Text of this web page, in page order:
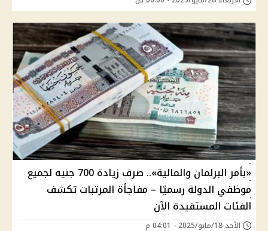
«بأمر البرلمان والمالية».. صرف زيادة 700 جنيه لجميع
موظفي الدولة رسميًا – مفاجأة المرتبات تكشف
الفئات المستفيدة الآن
الأحد 18/مايو/2025 - 04:01 م